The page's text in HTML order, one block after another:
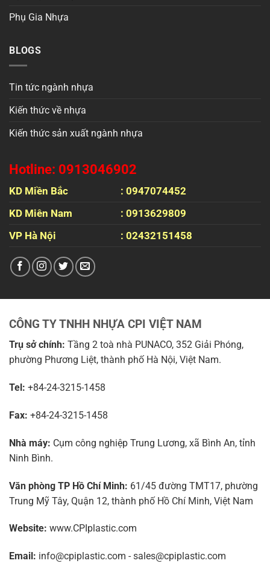
Phụ Gia Nhựa
BLOGS
Tin tức ngành nhựa
Kiến thức về nhựa
Kiến thức sản xuất ngành nhựa
Hotline: 0913046902
KD Miền Bắc
: 0947074452
KD Miên Nam
: 0913629809
VP Hà Nội
: 02432151458
CÔNG TY TNHH NHỰA CPI VIỆT NAM
Trụ sở chính: Tầng 2 toà nhà PUNACO, 352 Giải Phóng,
phường Phương Liệt, thành phố Hà Nội, Việt Nam.
Tel: +84-24-3215-1458
Fax: +84-24-3215-1458
Nhà máy: Cụm công nghiệp Trung Lương, xã Bình An, tỉnh
Ninh Bình.
Văn phòng TP Hồ Chí Minh: 61/45 đường TMT17, phường
Trung Mỹ Tây, Quận 12, thành phố Hồ Chí Minh, Việt Nam
Website: www.CPIplastic.com
Email: info@cpiplastic.com - sales@cpiplastic.com